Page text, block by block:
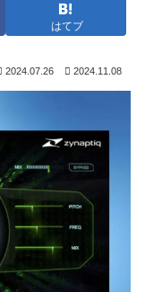
はてブ
2024.07.26 2024.11.08